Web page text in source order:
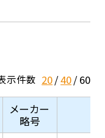
示件数 20 40 60
メーカー
略号